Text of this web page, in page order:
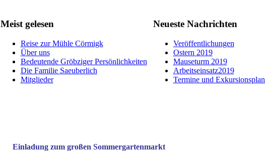
Meist gelesen
Reise zur Mühle Cörmigk
Über uns
Bedeutende Gröbziger Persönlichkeiten
Die Familie Saeuberlich
Mitglieder
Neueste Nachrichten
Veröffentlichungen
Ostern 2019
Mauseturm 2019
Arbeitseinsatz2019
Termine und Exkursionsplan_
Einladung zum großen Sommergartenmarkt